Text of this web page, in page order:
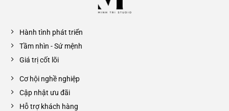
Hành tình phát triển
Tầm nhìn - Sứ mệnh
Giá trị cốt lõi
Cơ hội nghề nghiệp
Cập nhật ưu đãi
Hỗ trợ khách hàng